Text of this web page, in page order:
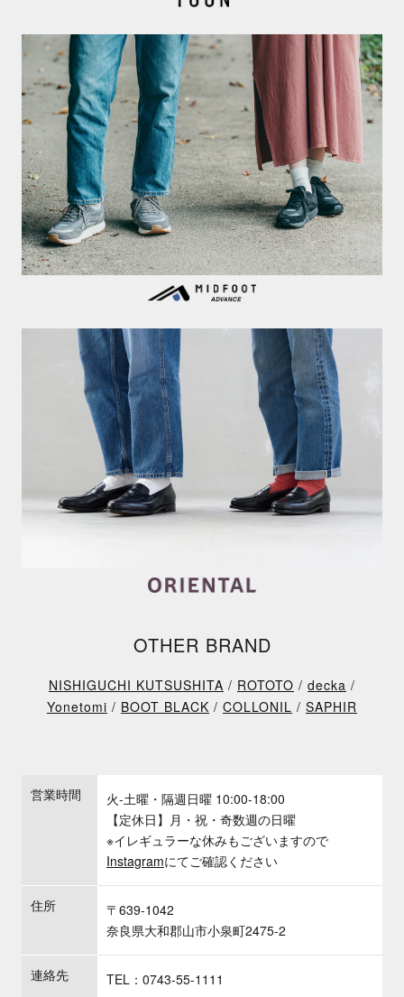
OTHER BRAND
NISHIGUCHI KUTSUSHITA / ROTOTO / decka /
Yonetomi / BOOT BLACK / COLLONIL / SAPHIR
営業時間
火-土曜・隔週日曜 10:00-18:00
【定休日】月・祝・奇数週の日曜
※イレギュラーな休みもございますので
Instagramにてご確認ください
住所
〒639-1042
奈良県大和郡山市小泉町2475-2
連絡先 TEL：0743-55-1111